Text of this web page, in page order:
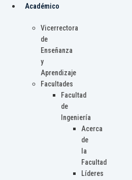
Académico
Vicerrectora
de
Enseñanza
y
Aprendizaje
Facultades
Facultad
de
Ingeniería
Acerca
de
la
Facultad
Líderes